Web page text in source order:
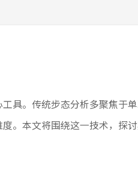
具。传统步态分析多聚焦于
。本文将围绕这一技术，探